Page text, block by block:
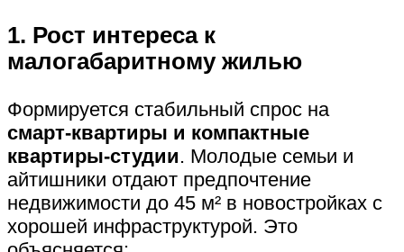
1. Рост интереса к
малогабаритному жилью
Формируется стабильный спрос на
смарт-квартиры и компактные
квартиры-студии. Молодые семьи и
айтишники отдают предпочтение
недвижимости до 45 м² в новостройках с
хорошей инфраструктурой. Это